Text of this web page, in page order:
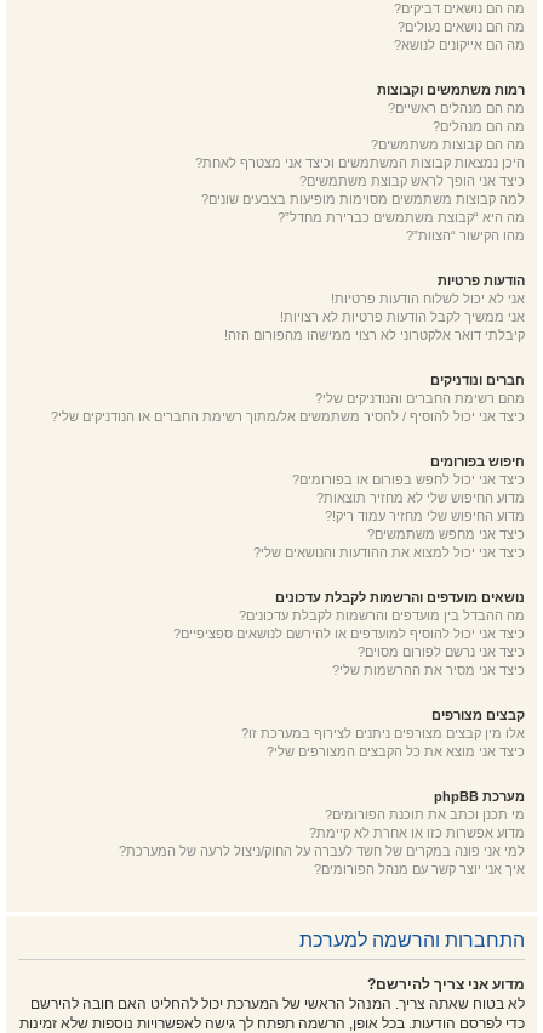
מה הם נושאים דביקים?
מה הם נושאים נעולים?
מה הם אייקונים לנושא?
רמות משתמשים וקבוצות
מה הם מנהלים ראשיים?
מה הם מנהלים?
מה הם קבוצות משתמשים?
היכן נמצאות קבוצות המשתמשים וכיצד אני מצטרף לאחת?
כיצד אני הופך לראש קבוצת משתמשים?
למה קבוצות משתמשים מסוימות מופיעות בצבעים שונים?
מה היא “קבוצת משתמשים כברירת מחדל”?
מהו הקישור “הצוות”?
הודעות פרטיות
אני לא יכול לשלוח הודעות פרטיות!
אני ממשיך לקבל הודעות פרטיות לא רצויות!
קיבלתי דואר אלקטרוני לא רצוי ממישהו מהפורום הזה!
חברים ונודניקים
מהם רשימת החברים והנודניקים שלי?
כיצד אני יכול להוסיף / להסיר משתמשים אל/מתוך רשימת החברים או הנודניקים שלי?
חיפוש בפורומים
כיצד אני יכול לחפש בפורום או בפורומים?
מדוע החיפוש שלי לא מחזיר תוצאות?
מדוע החיפוש שלי מחזיר עמוד ריק!?
כיצד אני מחפש משתמשים?
כיצד אני יכול למצוא את ההודעות והנושאים שלי?
נושאים מועדפים והרשמות לקבלת עדכונים
מה ההבדל בין מועדפים והרשמות לקבלת עדכונים?
כיצד אני יכול להוסיף למועדפים או להירשם לנושאים ספציפיים?
כיצד אני נרשם לפורום מסוים?
כיצד אני מסיר את ההרשמות שלי?
קבצים מצורפים
אלו מין קבצים מצורפים ניתנים לצירוף במערכת זו?
כיצד אני מוצא את כל הקבצים המצורפים שלי?
מערכת phpBB
מי תכנן וכתב את תוכנת הפורומים?
מדוע אפשרות כזו או אחרת לא קיימת?
למי אני פונה במקרים של חשד לעברה על החוק/ניצול לרעה של המערכת?
איך אני יוצר קשר עם מנהל הפורומים?
התחברות והרשמה למערכת
מדוע אני צריך להירשם?
לא בטוח שאתה צריך. המנהל הראשי של המערכת יכול להחליט האם חובה להירשם
כדי לפרסם הודעות. בכל אופן, הרשמה תפתח לך גישה לאפשרויות נוספות שלא זמינות